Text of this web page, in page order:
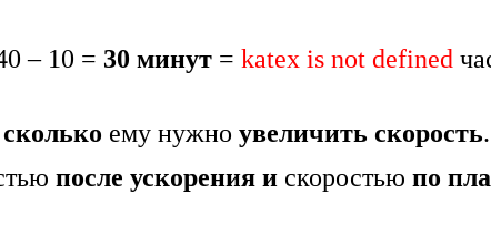
– 10 = 30 минут = katex is not defined
ему нужно увеличить скорость
после ускорения и скоростью по